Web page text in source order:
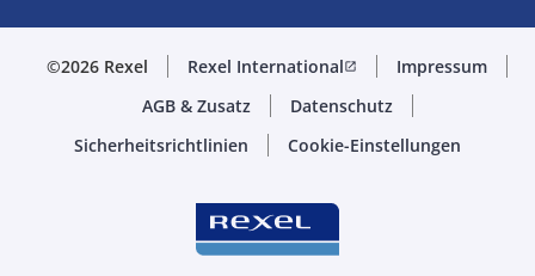
©2026 Rexel Rexel Internationalopen_in_new
Impressum
AGB & Zusatz
Datenschutz
Sicherheitsrichtlinien
Cookie-Einstellungen